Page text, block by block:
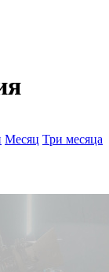
Месяц Три месяца